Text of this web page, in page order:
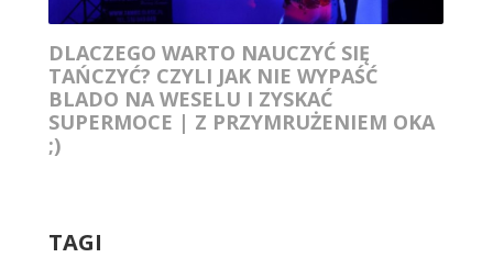
DLACZEGO WARTO NAUCZYĆ SIĘ
TAŃCZYĆ? CZYLI JAK NIE WYPAŚĆ
BLADO NA WESELU I ZYSKAĆ
SUPERMOCE | Z PRZYMRUŻENIEM OKA
;)
TAGI